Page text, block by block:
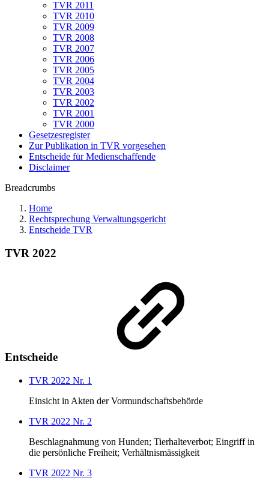
TVR 2011
TVR 2010
TVR 2009
TVR 2008
TVR 2007
TVR 2006
TVR 2005
TVR 2004
TVR 2003
TVR 2002
TVR 2001
TVR 2000
Gesetzesregister
Zur Publikation in TVR vorgesehen
Entscheide für Medienschaffende
Disclaimer
Breadcrumbs
Home
Rechtsprechung Verwaltungsgericht
Entscheide TVR
TVR 2022
Entscheide
TVR 2022 Nr. 1
Einsicht in Akten der Vormundschaftsbehörde
TVR 2022 Nr. 2
Beschlagnahmung von Hunden; Tierhalteverbot; Eingriff in
die persönliche Freiheit; Verhältnismässigkeit
TVR 2022 Nr. 3